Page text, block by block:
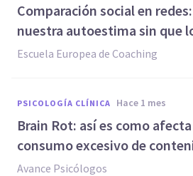
Comparación social en
nuestra autoestima sin que
Escuela Europea de Coaching
PSICOLOGÍA CLÍNICA hace 1 mes
Brain Rot: así es como
consumo excesivo de
Avance Psicólogos